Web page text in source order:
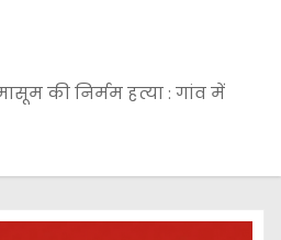
की निर्मम हत्या : गांव में